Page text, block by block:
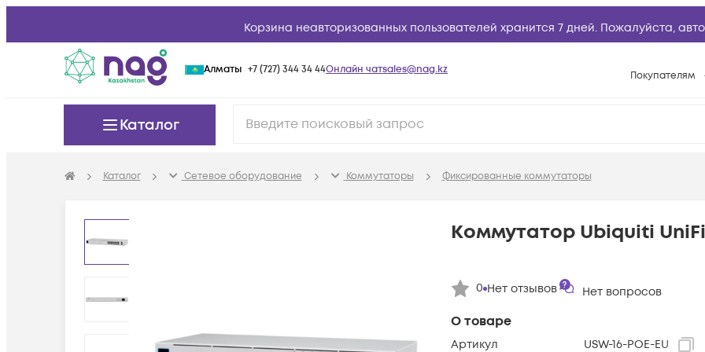
Корзина неавторизованных пользователей хранится 7 дней. Пожалуйста,
Алматы +7 (727) 344 34 44Онлайн чатsales@nag.kz Покупателям
Техническая
Конфигураторы
Каталог
Каталог Сетевое оборудование Коммутаторы Фиксированные коммутаторы
О товаре
Артикул
USW-16-POE-EU
Коммутатор Ubiquiti UniFi
0 Нет отзывов Нет вопросов